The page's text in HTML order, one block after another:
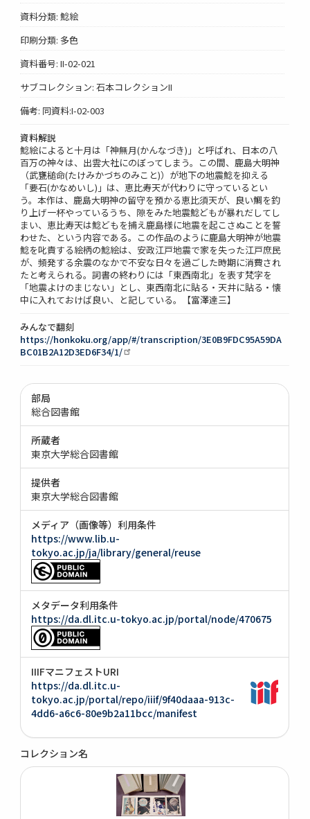
資料分類: 鯰絵
印刷分類: 多色
資料番号: II-02-021
サブコレクション: 石本コレクションII
備考: 同資料:I-02-003
資料解説
鯰絵によると十月は「神無月(かんなづき)」と呼ばれ、日本の八
百万の神々は、出雲大社にのぼってしまう。この間、鹿島大明神
（武甕槌命(たけみかづちのみこと)）が地下の地震鯰を抑える
「要石(かなめいし)」は、恵比寿天が代わりに守っているとい
う。本作は、鹿島大明神の留守を預かる恵比須天が、良い鯛を釣
り上げ一杯やっているうち、隙をみた地震鯰どもが暴れだしてし
まい、恵比寿天は鯰どもを捕え鹿島様に地震を起こさぬことを誓
わせた、という内容である。この作品のように鹿島大明神が地震
鯰を叱責する絵柄の鯰絵は、安政江戸地震で家を失った江戸庶民
が、頻発する余震のなかで不安な日々を過ごした時期に消費され
たと考えられる。詞書の終わりには「東西南北」を表す梵字を
「地震よけのまじない」とし、東西南北に貼る・天井に貼る・懐
中に入れておけば良い、と記している。【富澤達三】
みんなで翻刻
https://honkoku.org/app/#/transcription/3E0B9FDC95A59DA
BC01B2A12D3ED6F34/1/
部局
総合図書館
所蔵者
東京大学総合図書館
提供者
東京大学総合図書館
メディア（画像等）利用条件
https://www.lib.u-
tokyo.ac.jp/ja/library/general/reuse
メタデータ利用条件
https://da.dl.itc.u-tokyo.ac.jp/portal/node/470675
IIIFマニフェストURI
https://da.dl.itc.u-
tokyo.ac.jp/portal/repo/iiif/9f40daaa-913c-
4dd6-a6c6-80e9b2a11bcc/manifest
コレクション名